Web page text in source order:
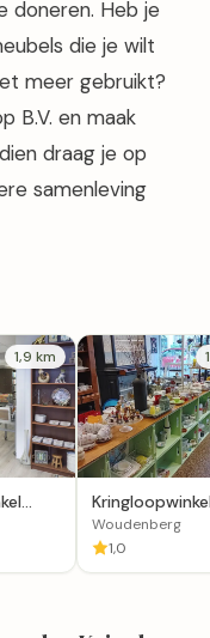
doneren. Heb je
die je wilt
meer gebruikt?
B.V. en maak
draag je op
samenleving
1,9 km
Vallei Vintage
Woudenberg
Woudenberg
1,0